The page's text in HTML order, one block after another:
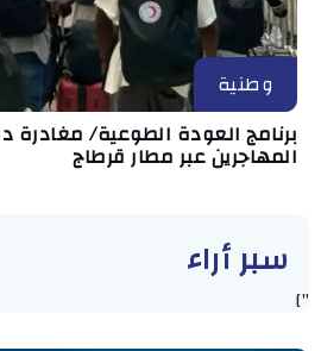
وطنية
برنامج العودة الطوعية/
المهاجرين عبر مطار قرطاج
سبر أراء
"]